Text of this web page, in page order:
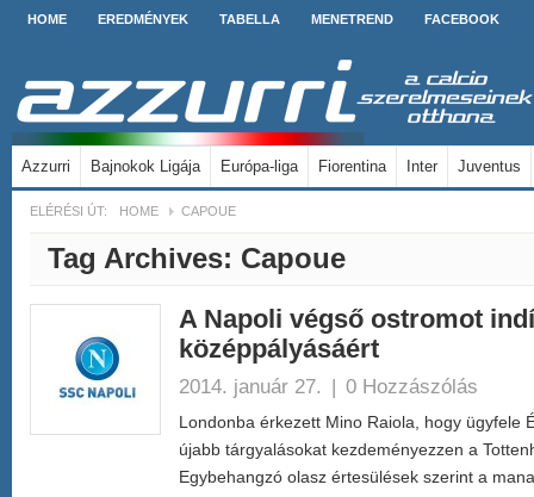
HOME EREDMÉNYEK TABELLA MENETREND FACEBOOK
Azzurri Bajnokok Ligája Európa-liga Fiorentina Inter Juventus
ELÉRÉSI ÚT: HOME CAPOUE
Tag Archives: Capoue
A Napoli végső ostromot
középpályásáért
2014. január 27. | 0 Hozzászólás
Londonba érkezett Mino Raiola, hogy ügyfele
újabb tárgyalásokat kezdeményezzen a
Egybehangzó olasz értesülések szerint a